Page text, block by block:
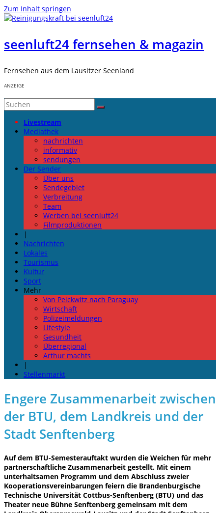
Zum Inhalt springen
seenluft24 fernsehen & magazin
Fernsehen aus dem Lausitzer Seenland
ANZEIGE
Livestream
Mediathek
nachrichten
informativ
sendungen
Der Sender
Über uns
Sendegebiet
Verbreitung
Team
Werben bei seenluft24
Filmproduktionen
|
Nachrichten
Lokales
Tourismus
Kultur
Sport
Mehr
Von Peickwitz nach Paraguay
Wirtschaft
Polizeimeldungen
Lifestyle
Gesundheit
Überregional
Arthur machts
|
Stellenmarkt
Engere Zusammenarbeit zwischen
der BTU, dem Landkreis und der
Stadt Senftenberg
Auf dem BTU-Semesterauftakt wurden die Weichen für mehr
partnerschaftliche Zusammenarbeit gestellt. Mit einem
unterhaltsamen Programm und dem Abschluss zweier
Kooperationsvereinbarungen feiern die Brandenburgische
Technische Universität Cottbus-Senftenberg (BTU) und das
Theater neue Bühne Senftenberg gemeinsam mit dem